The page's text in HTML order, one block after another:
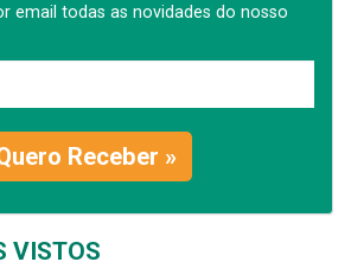
email todas as novidades do nosso
Receber »
VISTOS